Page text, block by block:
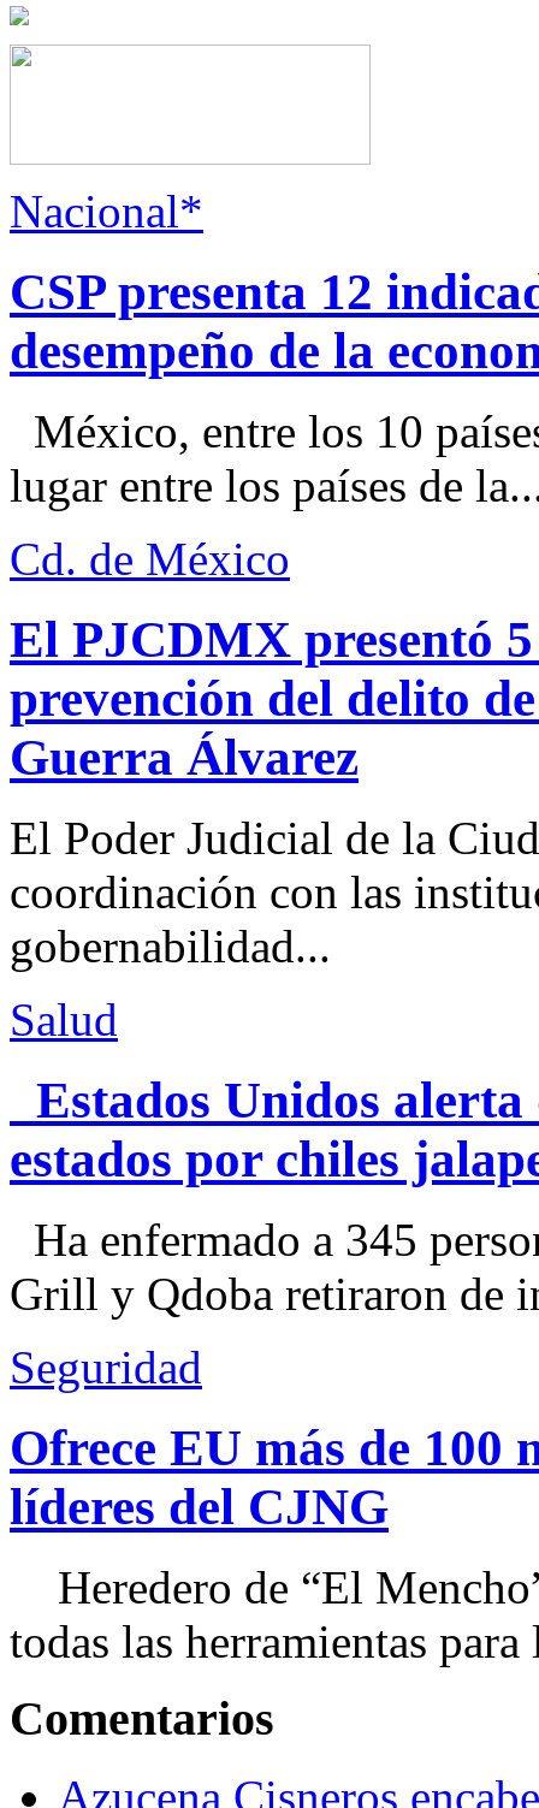
Nacional*
CSP presenta 12
desempeño de la
México, entre los 10
lugar entre los países de
Cd. de México
El PJCDMX presentó
prevención del delito
Guerra Álvarez
El Poder Judicial de la
coordinación con las
gobernabilidad...
Salud
Estados Unidos alerta
estados por chiles
Ha enfermado a 345
Grill y Qdoba retiraron de
Seguridad
Ofrece EU más de 100
líderes del CJNG
Heredero de “El
todas las herramientas
Comentarios
Azucena Cisneros